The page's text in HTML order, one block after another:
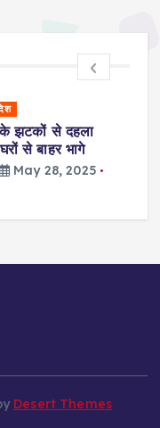
झटकों से दहला
से बाहर भागे
May 28, 2025
Desert Themes